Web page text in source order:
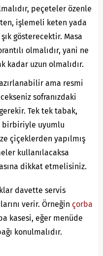
peçeteler özenle
işlemeli keten yada
gösterecektir. Masa
olmalıdır, yani ne
kadar uzun olmalıdır.
ama resmi
sofranızdaki
Tek tek tabak,
birbiriyle uyumlu
çiçeklerden yapılmış
kullanılacaksa
dikkat etmelisiniz.
davette servis
verir. Örneğin çorba
kasesi, eğer menüde
konulmalıdır.